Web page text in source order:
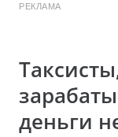
РЕКЛАМА
деньги